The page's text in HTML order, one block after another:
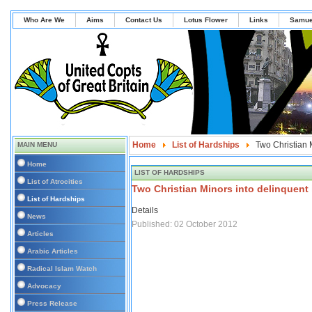
Who Are We Aims Contact Us Lotus Flower Links
MAIN MENU
Home
List of Atrocities
List of Hardships
News
Articles
Arabic Articles
Radical Islam Watch
Advocacy
Press Release
Home List of Hardships Two Christian
LIST OF HARDSHIPS
Two Christian Minors into
Details
Published: 02 October 2012